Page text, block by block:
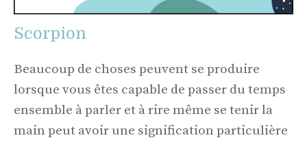
Scorpion
Beaucoup de choses peuvent se produire
lorsque vous êtes capable de passer du temps
ensemble à parler et à rire même se tenir la
main peut avoir une signification particulière